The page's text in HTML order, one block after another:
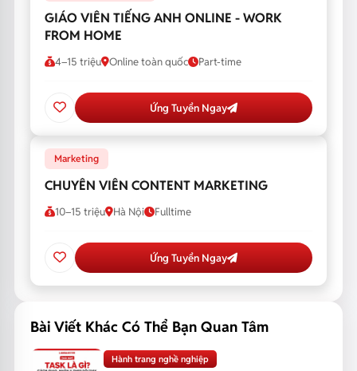
GIÁO VIÊN TIẾNG ANH ONLINE - WORK
FROM HOME
4–15 triệu Online toàn quốc Part-time
Ứng Tuyển Ngay
Marketing
CHUYÊN VIÊN CONTENT MARKETING
10–15 triệu Hà Nội Fulltime
Ứng Tuyển Ngay
Bài Viết Khác Có Thể Bạn Quan Tâm
Hành trang nghề nghiệp